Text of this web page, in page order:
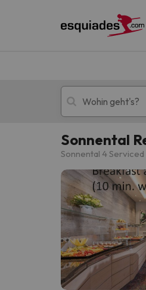
Skiurlaub
Oops, wir
Sonnental
Sonnental 4